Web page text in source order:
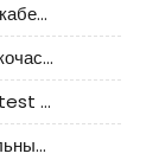
CNC Tech отечественные компоненты кабельной арматуры оценка и руководство по производственному внедрению
Анализ российской альтернативы высокочастотных кабельных колодцев I-PEX
CLIFF under the domestic connector test standard update
JST соединитель - предлагает оригинальные и заменяющие JST NSHR-02V-S соединители